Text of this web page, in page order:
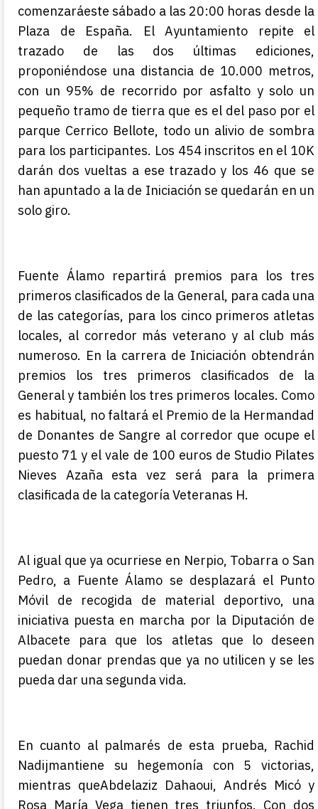
comenzaráeste sábado a las 20:00 horas desde la
Plaza de España. El Ayuntamiento
repite el
trazado de las dos últimas ediciones,
proponiéndose una distancia de 10.000 metros,
con un 95% de recorrido por asfalto y solo un
pequeño tramo de tierra que es el del paso por el
parque Cerrico Bellote, todo un alivio de sombra
para los participantes. Los 454 inscritos en el 10K
darán dos vueltas a ese trazado y los 46 que se
han apuntado a la de Iniciación se quedarán en un
solo giro.
Fuente Álamo repartirá premios para los tres
primeros clasificados de la General, para cada una
de las categorías, para los cinco primeros atletas
locales, al corredor más veterano y al club más
numeroso. En la carrera de Iniciación obtendrán
premios los tres primeros clasificados de la
General y también los tres primeros locales. Como
es habitual, no faltará el Premio de la Hermandad
de Donantes de Sangre al corredor que ocupe el
puesto 71 y el vale de 100 euros de Studio Pilates
Nieves Azaña esta vez serápara la primera
clasificada de la categoría Veteranas H.
Al igual que ya ocurriese en Nerpio, Tobarra o San
Pedro, a Fuente Álamo se desplazará el Punto
Móvil de recogida de material deportivo, una
iniciativa puesta en marcha por la Diputación de
Albacete para que los atletas que lo deseen
puedan donar prendas que ya no utilicen y se les
pueda dar una segunda vida.
En cuanto al palmarés de esta prueba, Rachid
Nadijmantiene su hegemonía con 5 victorias,
mientras queAbdelaziz Dahaoui, Andrés Micó y
Rosa María Vega tienen tres triunfos. Con dos